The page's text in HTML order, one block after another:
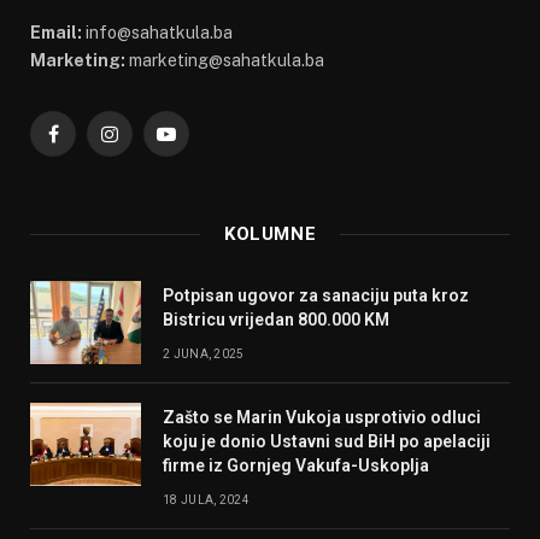
Email: info@sahatkula.ba
Marketing: marketing@sahatkula.ba
FacebookInstagramYouTube
KOLUMNE
Potpisan ugovor za sanaciju puta kroz
Bistricu vrijedan 800.000 KM
2 JUNA, 2025
Zašto se Marin Vukoja usprotivio odluci
koju je donio Ustavni sud BiH po apelaciji
firme iz Gornjeg Vakufa-Uskoplja
18 JULA, 2024